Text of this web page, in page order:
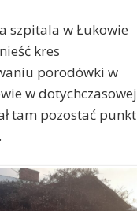
szpitala w Łukowie
kres
porodówki w
w dotychczasowej
tam pozostać punkt